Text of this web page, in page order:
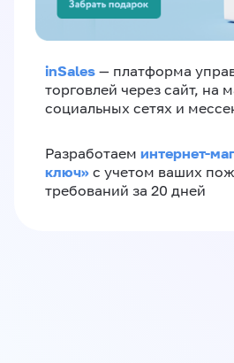
inSales — платформа
торговлей через сайт, на
социальных сетях и
Разработаем интернет-
ключ»‎ с учетом ваших
требований за 20 дней